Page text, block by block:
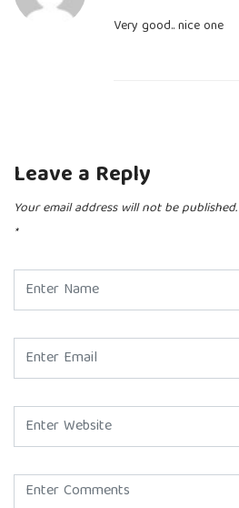
Very good.. nice one
Leave a Reply
Your email address will not be published.
*